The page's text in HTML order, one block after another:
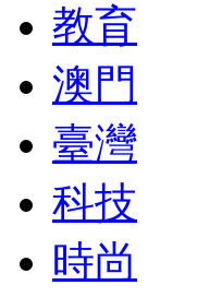
教育
澳門
臺灣
科技
時尚